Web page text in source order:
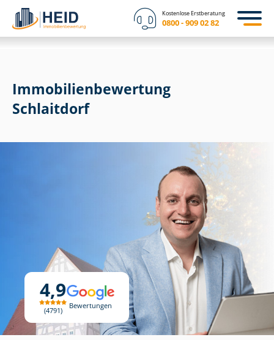
Kostenlose Erstberatung
0800 - 909 02 82
4,9
4791
Bewertungen
Immobilien­bewertung
Schlaitdorf